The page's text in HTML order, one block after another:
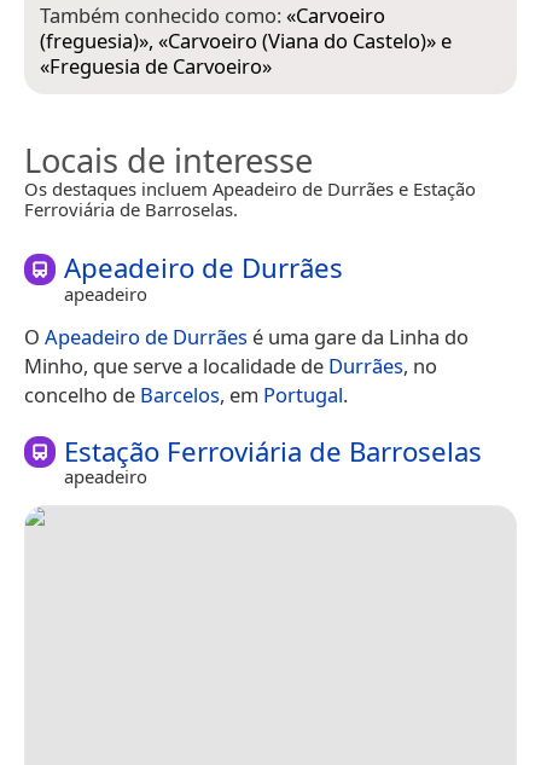
Também conhecido como:«Carvoeiro
(freguesia)», «Carvoeiro (Viana do Castelo)» e
«Freguesia de Carvoeiro»
Locais de interesse
Os destaques incluem Apeadeiro de Durrães e Estação
Ferroviária de Barroselas.
Apeadeiro de Durrães
apeadeiro
O Apeadeiro de Durrães é uma gare da Linha do
Minho, que serve a localidade de Durrães, no
concelho de Barcelos, em Portugal.
Estação Ferroviária de Barroselas
apeadeiro